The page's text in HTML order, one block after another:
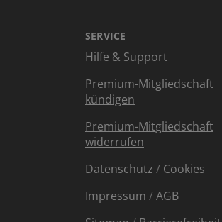
SERVICE
Hilfe & Support
Premium-Mitgliedschaft
kündigen
Premium-Mitgliedschaft
widerrufen
Datenschutz / Cookies
Impressum /AGB